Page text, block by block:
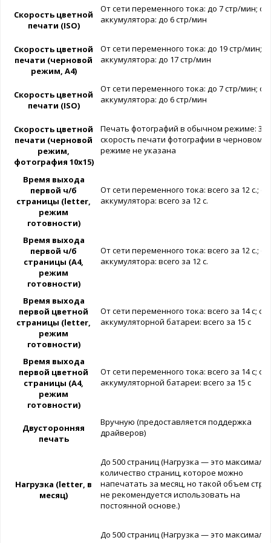
Скорость цветной
печати (ISO)
От сети переменного тока: до 7 стр/мин; от
аккумулятора: до 6 стр/мин
Скорость цветной
печати (черновой
режим, A4)
От сети переменного тока: до 19 стр/мин;
аккумулятора: до 17 стр/мин
Скорость цветной
печати (ISO)
От сети переменного тока: до 7 стр/мин; от
аккумулятора: до 6 стр/мин
Скорость цветной
печати (черновой
режим,
фотография 10x15)
Печать фотографий в обычном режиме: 34
скорость печати фотографии в черновом
режиме не указана
Время выхода
первой ч/б
страницы (letter,
режим
готовности)
От сети переменного тока: всего за 12 с.; от
аккумулятора: всего за 12 с.
Время выхода
первой ч/б
страницы (A4,
режим
готовности)
От сети переменного тока: всего за 12 с.; от
аккумулятора: всего за 12 с.
Время выхода
первой цветной
страницы (letter,
режим
готовности)
От сети переменного тока: всего за 14 с; от
аккумуляторной батареи: всего за 15 с
Время выхода
первой цветной
страницы (A4,
режим
готовности)
От сети переменного тока: всего за 14 с; от
аккумуляторной батареи: всего за 15 с
Двусторонняя
печать
Вручную (предоставляется поддержка
драйверов)
Нагрузка (letter, в
месяц)
До 500 страниц (Нагрузка — это
количество страниц, которое можно
напечатать за месяц, но такой объем
не рекомендуется использовать на
постоянной основе.)
До 500 страниц (Нагрузка — это